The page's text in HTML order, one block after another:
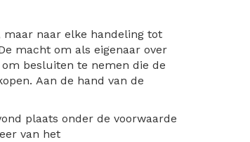
maar naar elke handeling tot
macht om als eigenaar over
besluiten te nemen die de
Aan de hand van de
plaats onder de voorwaarde
van het